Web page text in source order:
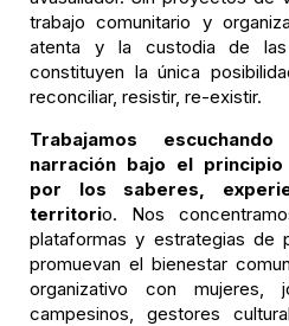
trabajo comunitario y
atenta y la custodia de las
constituyen la única
reconciliar, resistir, re-existir.
Trabajamos
narración bajo el
por los saberes,
territorio. Nos
plataformas y estrategias de
promuevan el bienestar
organizativo con mujeres,
campesinos, gestores